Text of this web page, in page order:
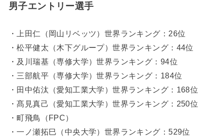
男子エントリー選手
・上田仁（岡山リベッツ）世界ランキング：26位
・松平健太（木下グループ）世界ランキング：44位
・及川瑞基（専修大学）世界ランキング：94位
・三部航平（専修大学）世界ランキング：184位
・田中佑汰（愛知工業大学）世界ランキング：168位
・髙見真己（愛知工業大学）世界ランキング：250位
・町飛鳥（FPC）
・一ノ瀬拓巳（中央大学）世界ランキング：529位